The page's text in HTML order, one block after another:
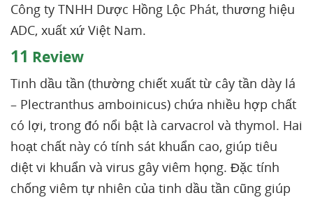
Công ty TNHH Dược Hồng Lộc Phát, thương hiệu
ADC, xuất xứ Việt Nam.
11 Review
Tinh dầu tần (thường chiết xuất từ cây tần dày lá
– Plectranthus amboinicus) chứa nhiều hợp chất
có lợi, trong đó nổi bật là carvacrol và thymol. Hai
hoạt chất này có tính sát khuẩn cao, giúp tiêu
diệt vi khuẩn và virus gây viêm họng. Đặc tính
chống viêm tự nhiên của tinh dầu tần cũng giúp